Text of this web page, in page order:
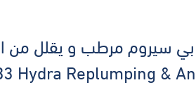
Hydra Replumping &